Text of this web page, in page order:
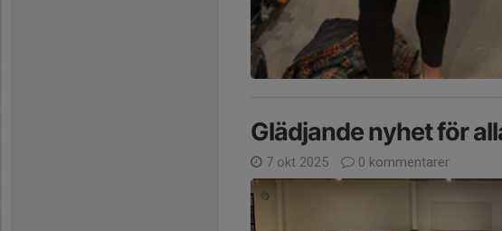
Glädjande nyhet för
7 okt 2025 0 kommentarer